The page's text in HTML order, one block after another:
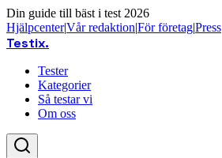
Din guide till bäst i test 2026
Hjälpcenter|Vår redaktion|För företag|Press
Testix.
Tester
Kategorier
Så testar vi
Om oss